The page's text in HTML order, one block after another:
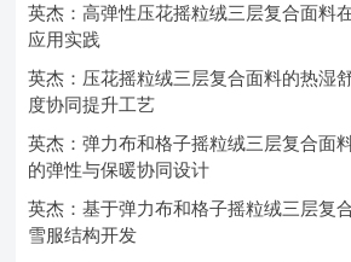
英杰：高弹性压花摇粒绒三层复合面料
应用实践
英杰：压花摇粒绒三层复合面料的热湿
度协同提升工艺
英杰：弹力布和格子摇粒绒三层复合面
的弹性与保暖协同设计
英杰：基于弹力布和格子摇粒绒三层复
雪服结构开发